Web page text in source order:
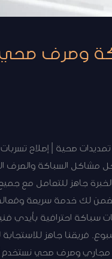
| خدمات سباكة وصرف
| سباك صحي 24 ساعة | سباك صحي 24 ساعة | أعمال تمديدات
مشاكل السباكة والصرف
جاهز للتعامل مع جميع
لك خدمة سريعة
والشركات خدمات سباكة احترافية
الأسبوع. فريقنا جاهز
مجاري وصرف صحي نستخدم